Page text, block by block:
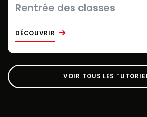
Rentrée des classes
DÉCOUVRIR
VOIR TOUS LES